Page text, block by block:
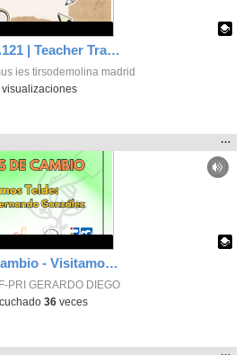
Erasmus+ KA121 | Teacher Training | Flipped Classroom and Management Solutions | Berlin 2024
ies tirsodemolina madrid
visualizaciones
Semillas de Cambio - Visitamos Telde: CEIP Poeta Fernando González
Activas» en:
la
…
PRI GERARDO DIEGO
36 veces
…